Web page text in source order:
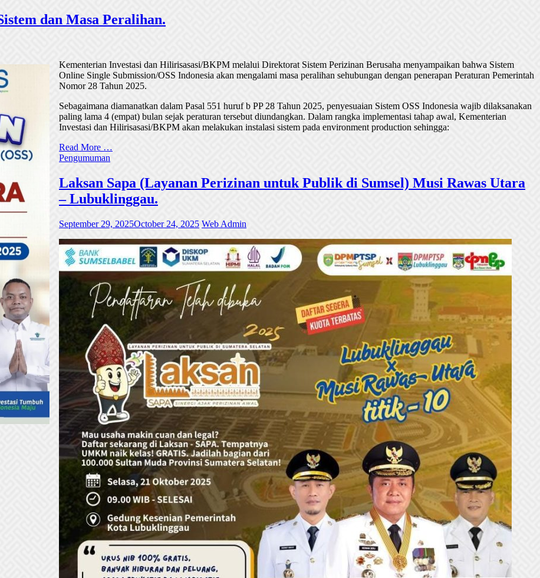
dan Masa Peralihan.
Kementerian Investasi dan Hilirisasasi/BKPM melalui Direktorat Sistem Perizinan Berusaha menyampaikan bahwa Sistem
Online Single Submission/OSS Indonesia akan mengalami masa peralihan sehubungan dengan penerapan Peraturan Pemerintah
Nomor 28 Tahun 2025.
Sebagaimana diamanatkan dalam Pasal 551 huruf b PP 28 Tahun 2025, penyesuaian Sistem OSS Indonesia wajib dilaksanakan
paling lama 4 (empat) bulan sejak peraturan tersebut diundangkan. Dalam rangka implementasi tahap awal, Kementerian
Investasi dan Hilirisasasi/BKPM akan melakukan instalasi sistem pada environment production sehingga:
Read More …
Pengumuman
Laksan Sapa (Layanan Perizinan untuk Publik di Sumsel) Musi Rawas Utara
– Lubuklinggau.
September 29, 2025October 24, 2025 Web Admin